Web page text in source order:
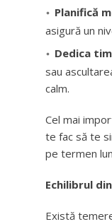
Planifică
asigură un
Dedica
sau
calm.
Cel mai
te fac să te
pe termen
Echilibrul
Există